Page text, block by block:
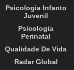
Psicologia Infanto
Juvenil
Psicologia
Perinatal
Qualidade De Vida
Radar Global